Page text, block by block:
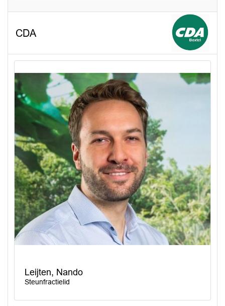
CDA
Leijten, Nando
Steunfractielid